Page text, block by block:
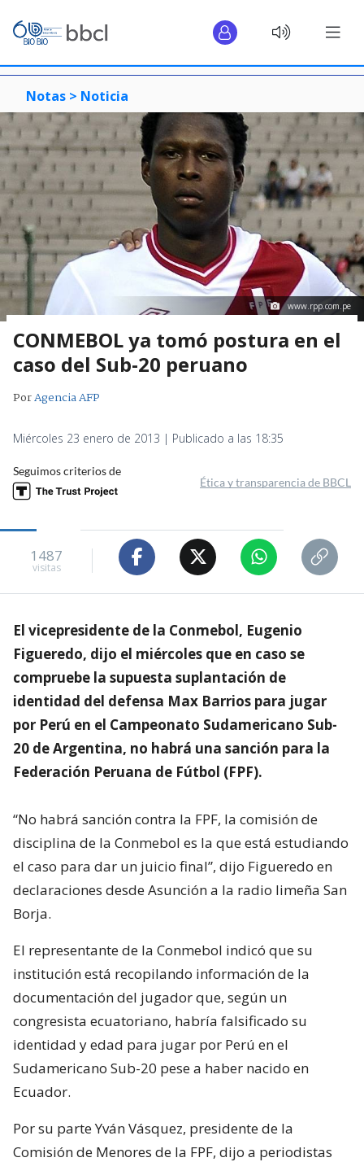
Notas > Noticia
www.rpp.com.pe
CONMEBOL ya tomó postura en el
caso del Sub-20 peruano
PorAgencia AFP
Miércoles 23 enero de 2013 | Publicado a las 18:35
Seguimos criterios de
Ética y transparencia de BBCL
1487
visitas
El vicepresidente de la Conmebol, Eugenio
Figueredo, dijo el miércoles que en caso se
compruebe la supuesta suplantación de
identidad del defensa Max Barrios para jugar
por Perú en el Campeonato Sudamericano Sub-
20 de Argentina, no habrá una sanción para la
Federación Peruana de Fútbol (FPF).
“No habrá sanción contra la FPF, la comisión de
disciplina de la Conmebol es la que está estudiando
el caso para dar un juicio final”, dijo Figueredo en
declaraciones desde Asunción a la radio limeña San
Borja.
El representante de la Conmebol indicó que su
institución está recopilando información de la
documentación del jugador que, según un
congresista ecuatoriano, habría falsificado su
identidad y edad para jugar por Perú en el
Sudamericano Sub-20 pese a haber nacido en
Ecuador.
Por su parte Yván Vásquez, presidente de la
Comisión de Menores de la FPF, dijo a periodistas